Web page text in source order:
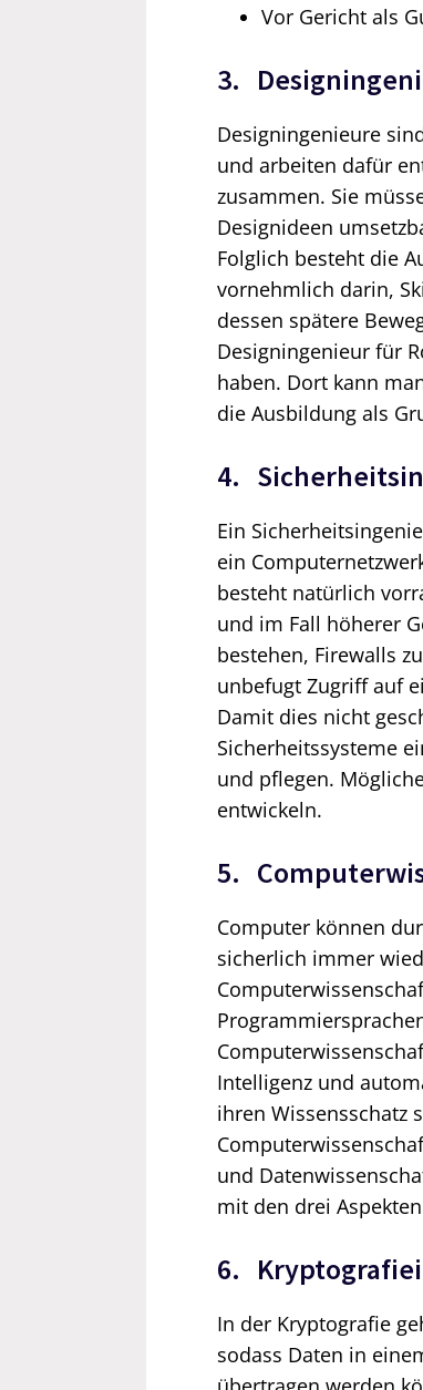
Vor Gericht als
3.
Designingenieure
und arbeiten dafür
zusammen. Sie
Designideen
Folglich besteht die
vornehmlich darin,
dessen spätere
Designingenieur für
haben. Dort kann
die Ausbildung als
4.
Ein
ein
besteht natürlich
und im Fall höherer
bestehen, Firewalls
unbefugt Zugriff auf
Damit dies nicht
Sicherheitssysteme
und pflegen.
entwickeln.
5.
Computer können
sicherlich immer
Intelligenz und
ihren Wissensschatz
und
mit den drei
6.
In der Kryptografie
sodass Daten in